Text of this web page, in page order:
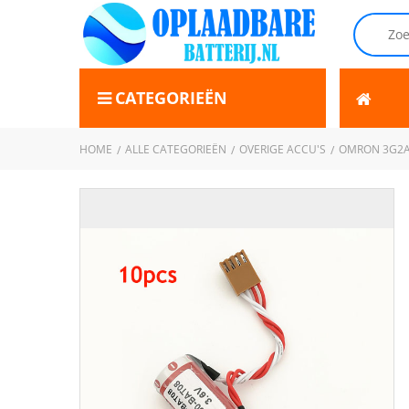
CATEGORIEËN
HOME ALLE CATEGORIEËN OVERIGE ACCU'S OMRON